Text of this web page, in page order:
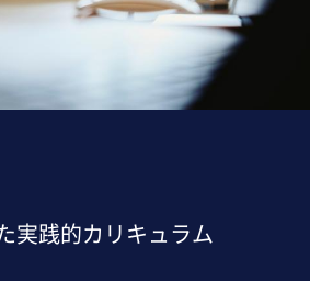
実践的カリキュラム